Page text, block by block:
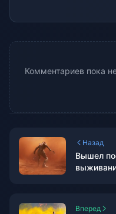
Комментариев пока
Назад
Вышел
Вперед